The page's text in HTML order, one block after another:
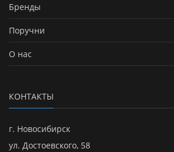
Бренды
Поручни
О нас
КОНТАКТЫ
г. Новосибирск
ул. Достоевского, 58